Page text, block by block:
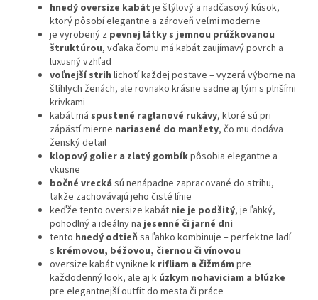
hnedý oversize kabát je štýlový a nadčasový kúsok,
ktorý pôsobí elegantne a zároveň veľmi moderne
je vyrobený z pevnej látky s jemnou prúžkovanou
štruktúrou, vďaka čomu má kabát zaujímavý povrch a
luxusný vzhľad
voľnejší strih lichotí každej postave – vyzerá výborne na
štíhlych ženách, ale rovnako krásne sadne aj tým s plnšími
krivkami
kabát má spustené raglanové rukávy, ktoré sú pri
zápästí mierne nariasené do manžety, čo mu dodáva
ženský detail
klopový golier a zlatý gombíkpôsobia elegantne a
vkusne
bočné vrecká sú nenápadne zapracované do strihu,
takže zachovávajú jeho čisté línie
keďže tento oversize kabát nie je podšitý, je ľahký,
pohodlný a ideálny najesenné či jarné dni
tento hnedý odtieň sa ľahko kombinuje – perfektne ladí
s krémovou, béžovou, čiernou či vínovou
oversize kabát vynikne k rifliam a čižmám pre
každodenný look, ale aj k úzkym nohaviciam a blúzke
pre elegantnejší outfit do mesta či práce